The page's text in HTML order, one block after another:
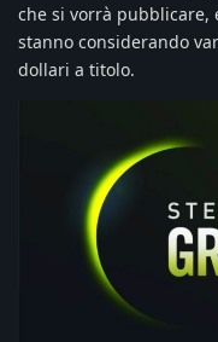
che si vorrà pubblicare,
stanno considerando
dollari a titolo.